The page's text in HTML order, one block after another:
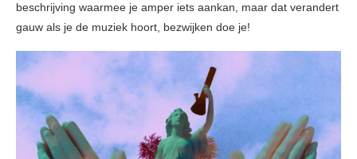
beschrijving waarmee je amper iets aankan, maar dat verandert
gauw als je de muziek hoort, bezwijken doe je!